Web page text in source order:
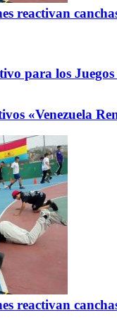
reactivan
para los Juegos
«Venezuela
reactivan